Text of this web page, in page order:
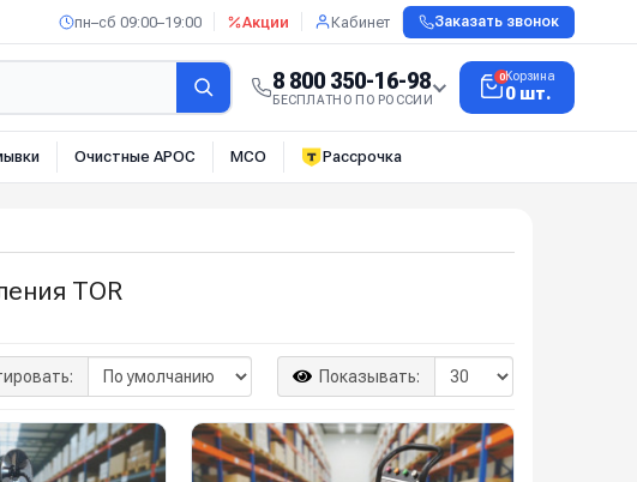
пн–сб 09:00–19:00 Акции Кабинет Заказать звонок
8 800 350-16-98
БЕСПЛАТНО ПО РОССИИ
0Корзина
0 шт.
Очистные АРОС МСО Рассрочка
TOR
Показывать: